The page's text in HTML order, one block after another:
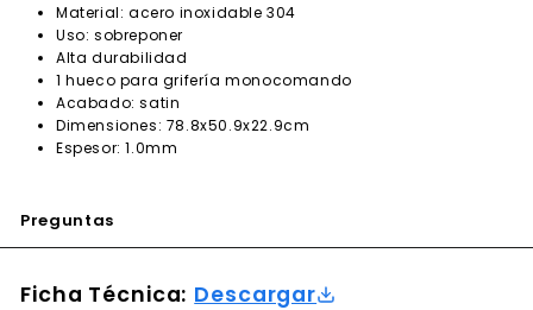
Material: acero inoxidable 304
Uso: sobreponer
Alta durabilidad
1 hueco para grifería monocomando
Acabado: satin
Dimensiones: 78.8x50.9x22.9cm
Espesor: 1.0mm
Preguntas
Ficha Técnica: Descargar